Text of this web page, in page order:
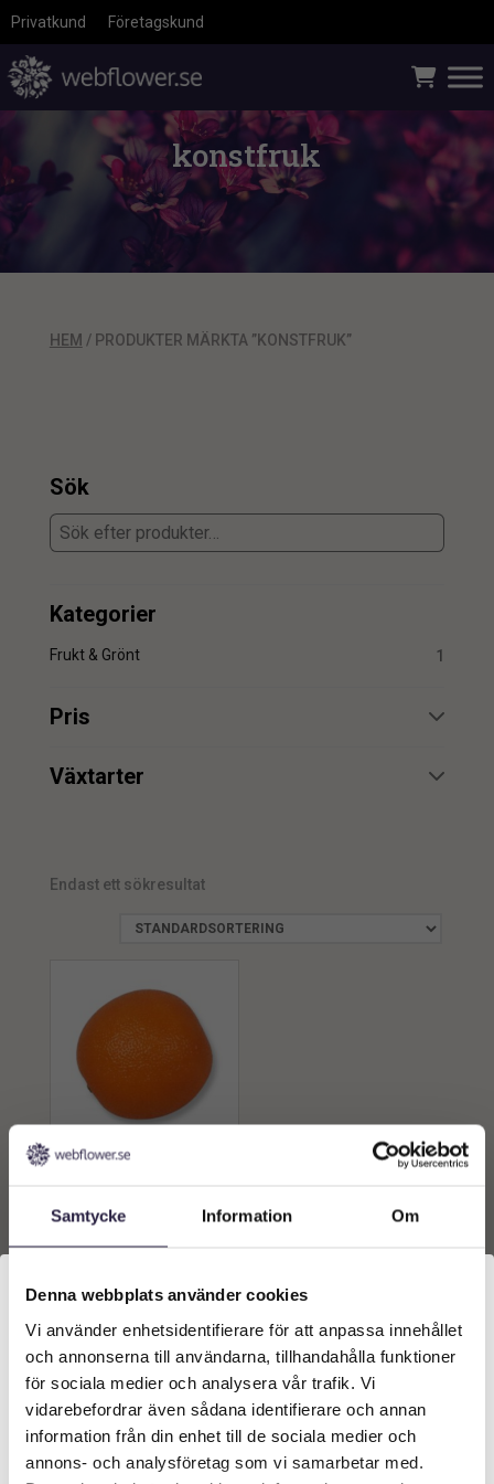
Samtycke Information Om
Denna webbplats använder cookies
Vi använder enhetsidentifierare för att anpassa innehållet
och annonserna till användarna, tillhandahålla funktioner
för sociala medier och analysera vår trafik. Vi
vidarebefordrar även sådana identifierare och annan
information från din enhet till de sociala medier och
annons- och analysföretag som vi samarbetar med.
Privatkund Företagskund
konstfruk
HEM / PRODUKTER MÄRKTA ”KONSTFRUK”
Sök
Kategorier
Frukt & Grönt 1
Pris
min.
min.
Växtarter
Endast ett sökresultat
Lägg till i
Välkommen till Webflower
Vilken typ av kund är du? Du kan alltid justera ditt val
längst upp på sidan.
Företagskund (exkl. moms)